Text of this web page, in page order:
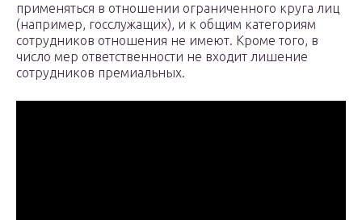
применяться в отношении ограниченного круга лиц
(например, госслужащих), и к общим категориям
сотрудников отношения не имеют. Кроме того, в
число мер ответственности не входит лишение
сотрудников премиальных.